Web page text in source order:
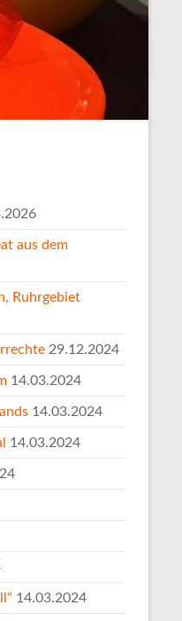
aus dem
Ruhrgebiet
29.12.2024
14.03.2024
14.03.2024
14.03.2024
14.03.2024